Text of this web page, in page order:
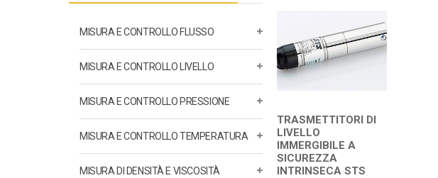
TRASMETTITORI DI
LIVELLO
IMMERGIBILE A
SICUREZZA
INTRINSECA STS
MISURA E CONTROLLO FLUSSO
MISURA E CONTROLLO LIVELLO
MISURA E CONTROLLO PRESSIONE
MISURA E CONTROLLO TEMPERATURA
MISURA DI DENSITÀ E VISCOSITÀ